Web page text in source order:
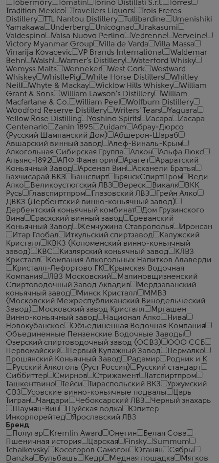
Tobermory
Tomatin Torino Distillati S.r.l.
Torres
Tradition Mexico
Travellers Liquors
Trois Freres
Distillery
TTL Nantou Distillery Tullibardine
Umenishiki
Yamakawa
Underberg Unicognac
Urakasumi
Valdespino
Valsa Nuovo Perlino Vedrenne
Verveine
Victory Myanmar Group
Villa de Varda
Villa Massa
Vinarija Kovacevic
VP Brands International
Waldemar
Behn
Walsh Warner's Distillery
Waterford Whisky
Wemyss Malts
Wenneker West Cork
Westward
Whiskey
WhistlePig White Horse Distillers
Whitley
Neill
Whyte & Mackay Wicklow Hills Whiskey
William
Grant & Sons
William Lawson's Distillery
William
Macfarlane & Co.
William Peel
Wolfburn Distillery
Woodford Reserve Distillery
Writers' Tears
Yaguara
Yellow Rose Distilling
Yoshino Spirits Zacapa
Zacapa
Centenario
Zanin 1895 Zuidam
Абрау-Дюрсо
(Русский Шампанский Дом)
Абшерон-Шараб
Авшарский винный завод
Алеф-Виналь-Крым
Алкогольная Сибирская Группа
Алкон
Альфа Люкс
Альянс-1892
АПФ Фанагория Арагет
Араратский
Коньячный Завод
Арсенал Вин
Асканели Братья
Бахчисарай ВКЗ
Башспирт БрянскСпиртПром
Веди
Алко
Великоустюгский ЛВЗ Вереск Викалк
ВКК
Русь
Главспиртпром Глазовский ЛВЗ
Грейн Алко
ДВКЗ (Дербентский винно-коньячный завод)
Дербентский коньячный комбинат
Дом Грузинского
Вина
Ерасхский винный завод
Ереванский
Коньячный Завод
Жемчужина Ставрополья
Иронсан
Итар Глобал
Иткульский спиртзавод
Калужский
Кристалл
КВКЗ (Коломенский винно-коньячный
завод)
КВС Кизлярский коньячный завод
КЛВЗ
Кристалл
Компания Алкогольных Напитков Алаверди
Кристалл-Лефортово ГК
Крымская Водочная
Компания
ЛВЗ Московский
Малиновщизненский
Спиртоводочный Завод Аквадив
Мердзаванский
коньячный завод
Минск Кристалл
ММВЗ
(Московский Межреспубликанский Винодельческий
Завод)
Московский завод Кристалл
Мргашен
Винно-коньячный завод
Национал Алко
Нива
Новокубанское
Объединенная Водочная Компания
Объединенные Пензенские Водочные Заводы
Озерский спиртоводочный завод (ОСВЗ)
ООО ССБ
Первомайский
Первый Купажный Завод
Пермалко
Прошянский Коньячный Завод
Радамир
Родник и К
Русский Алкоголь (Руст Россия)
Русский стандарт
Сиббиттер
Смирнов Стрижамент
Татспиртпром
Ташкентвино
Тейси Тираспольский ВКЗ
Уржумский
СВЗ
Усовские винно-коньячные подвалы
Царь
Тигран
Чандари Чебоксарский ЛВЗ
Черный знахарь
Шаумян-Вин
Шуйская водка
Юпитер
Инкорпорейтед
Ярославский ЛВЗ
Бренд
Полугар
Kremlin Award Онегин
Белая Сова
Пшеничная история
Царская Finsky
Summum
Tchaikovsky
Косогоров Самогон Оганян
Сябры
Danzka
Бульбашъ Кедр Медная лошадка
Мягков